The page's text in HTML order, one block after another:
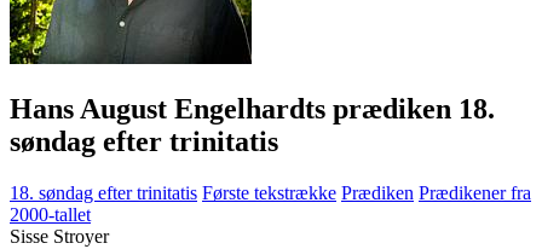
Hans August Engelhardts prædiken 18.
søndag efter trinitatis
18. søndag efter trinitatis Første tekstrække Prædiken Prædikener fra
2000-tallet
Sisse Stroyer